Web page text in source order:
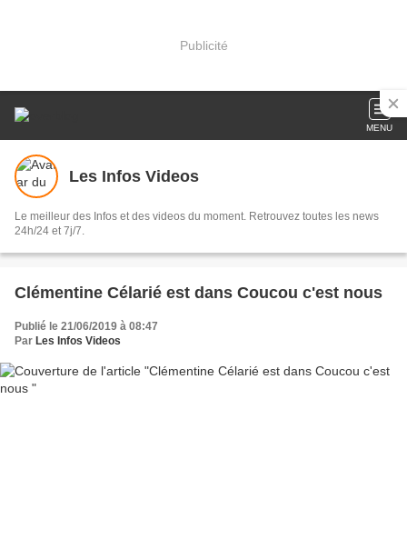
Publicité
MENU
Les Infos Videos
Le meilleur des Infos et des videos du moment. Retrouvez toutes les news
24h/24 et 7j/7.
Clémentine Célarié est dans Coucou c'est nous
Publié le 21/06/2019 à 08:47
Par Les Infos Videos